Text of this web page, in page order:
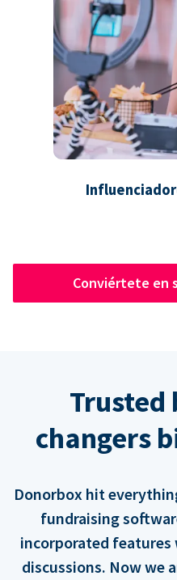
Conviértete en
Trusted
changers
Donorbox hit
fundraising
incorporated features
discussions. Now we